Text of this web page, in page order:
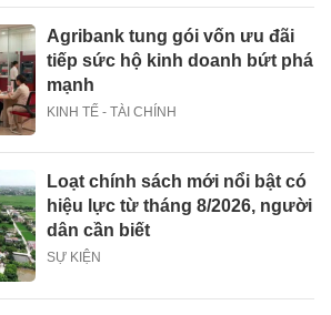
Agribank tung gói vốn ưu đãi
tiếp sức hộ kinh doanh bứt phá
mạnh
KINH TẾ - TÀI CHÍNH
Loạt chính sách mới nổi bật có
hiệu lực từ tháng 8/2026, người
dân cần biết
SỰ KIỆN